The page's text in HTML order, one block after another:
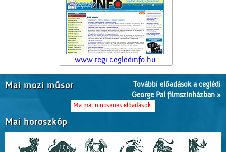
www.regi.cegledinfo.hu
Mai mozi műsor
További előadások a ceglédi
George Pal filmszínházban »
Ma már nincsenek előadások...
Mai horoszkóp